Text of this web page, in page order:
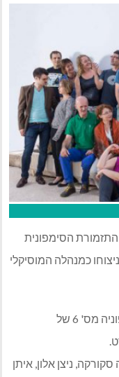
הסימפונית
כמנהלה המוסיקלי
התזמורת תבצע שתי יצירות מופת: הסימפוניה מס' 6 של
ניצן אלון, איתן